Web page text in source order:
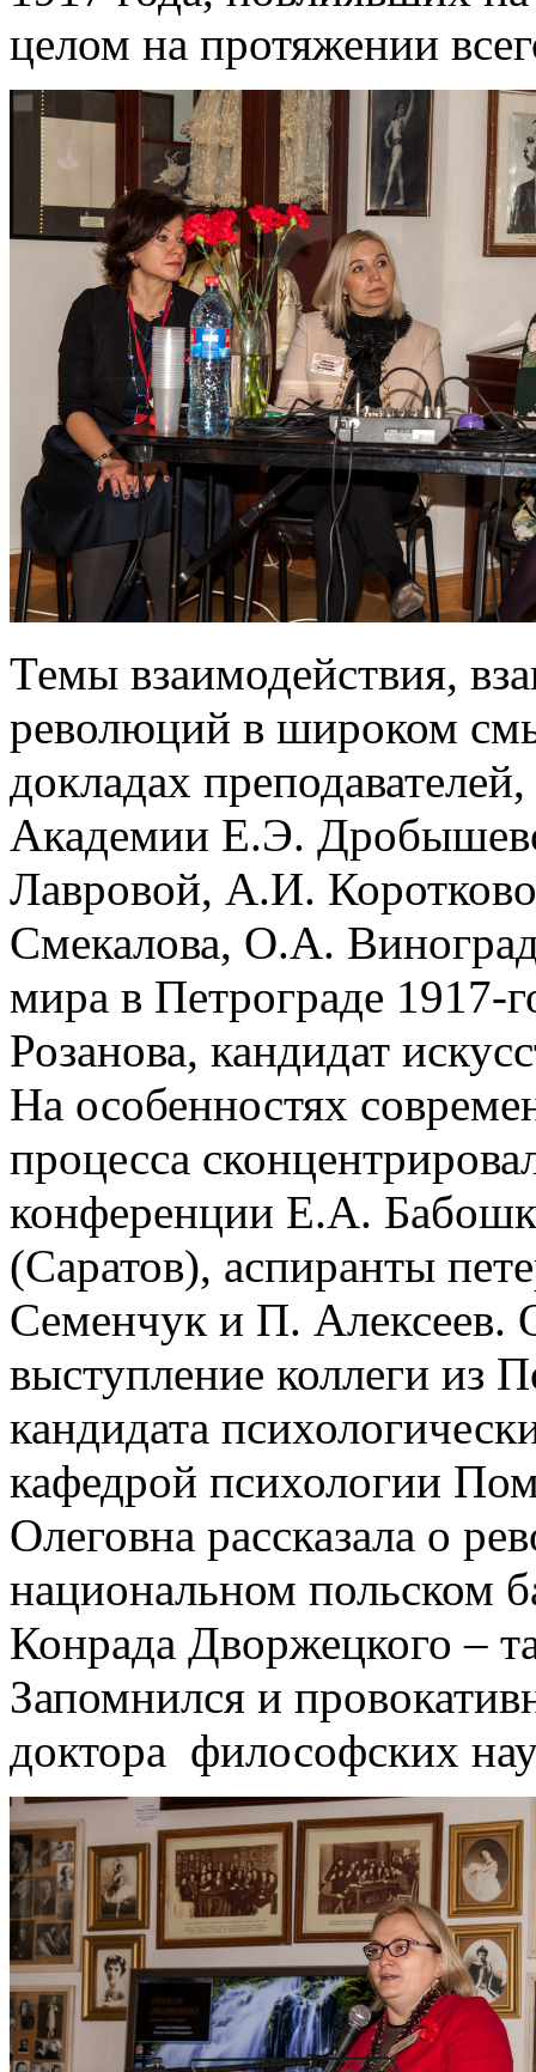
целом на протяжении
Темы взаимодействия,
революций в широком
докладах
Академии Е.Э.
Лавровой, А.И.
Смекалова, О.А.
мира в Петрограде 1917-
Розанова, кандидат
На особенностях
процесса
конференции Е.А.
(Саратов), аспиранты
Семенчук и П. Алексеев.
выступление коллеги
кандидата
кафедрой психологии
Олеговна рассказала о
национальном польском
Конрада Дворжецкого –
Запомнился и
доктора философских